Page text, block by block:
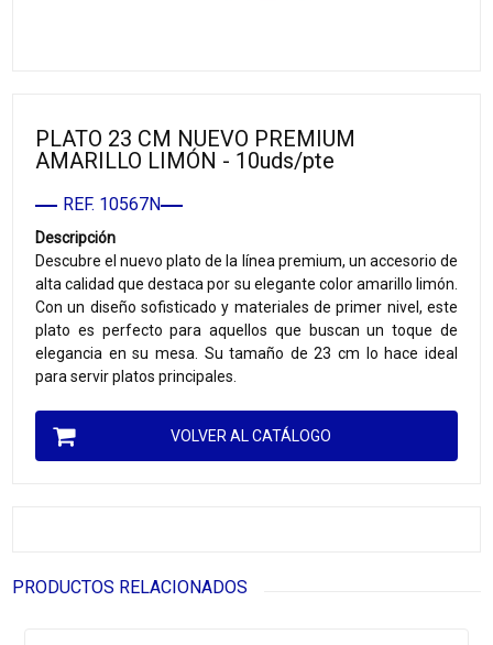
PLATO 23 CM NUEVO PREMIUM
AMARILLO LIMÓN - 10uds/pte
REF. 10567N
Descripción
Descubre el nuevo plato de la línea premium, un accesorio de
alta calidad que destaca por su elegante color amarillo limón.
Con un diseño sofisticado y materiales de primer nivel, este
plato es perfecto para aquellos que buscan un toque de
elegancia en su mesa. Su tamaño de 23 cm lo hace ideal
para servir platos principales.
VOLVER AL CATÁLOGO
PRODUCTOS RELACIONADOS